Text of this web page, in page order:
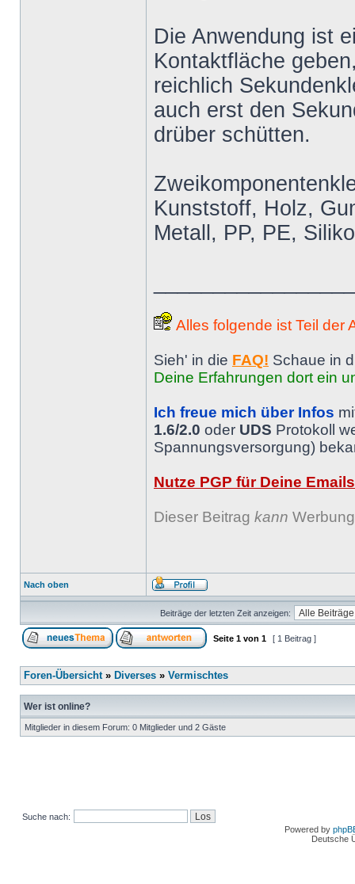
Die Anwendung ist
Kontaktfläche
reichlich
auch erst den
drüber schütten.
Kunststoff, Holz,
Metall, PP, PE,
Alles folgende ist Teil der
Sieh' in die FAQ! Schaue in
Deine Erfahrungen dort ein
Ich freue mich über Infos
1.6/2.0 oder UDS Protokoll
Spannungsversorgung)
Nutze PGP für Deine
Dieser Beitrag kann
Nach oben
Beiträge der letzten Zeit anzeigen:
Seite 1 von 1 [ 1 Beitrag ]
Foren-Übersicht» Diverses » Vermischtes
Wer ist online?
Mitglieder in diesem Forum: 0 Mitglieder und 2 Gäste
Suche nach:
Powered by
Deutsche